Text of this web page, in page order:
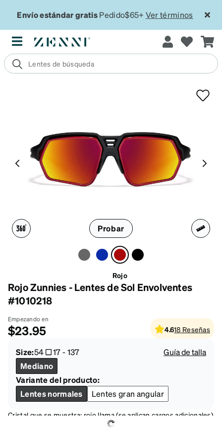
Envío estándar gratisPedido$65+ Ver términos
Probar
Rojo
Rojo Zunnies - Lentes de Sol Envolventes
#1010218
Empezando en
$23.95 4.618 Reseñas
Size:54 17-137
Guía de talla
Mediano
Variante del producto:
Lentes normales
Lentes gran angular
Cristal que se muestra: rojo llama (se aplican cargos adicionales)